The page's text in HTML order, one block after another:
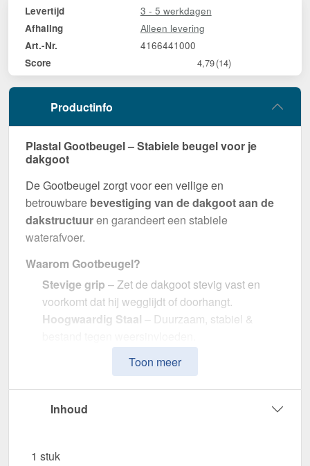
Levertijd 3 - 5 werkdagen
Afhaling Alleen levering
Art.-Nr. 4166441000
Score 4,79(14)
Productinfo
Plastal Gootbeugel – Stabiele beugel voor je
dakgoot
De Gootbeugel zorgt voor een veilige en
betrouwbare bevestiging van de dakgoot aan de
dakstructuuren garandeert een stabiele
waterafvoer.
Waarom Gootbeugel?
Stevige grip – Zet de dakgoot stevig vast en
voorkomt dat hij wegglijdt of doorhangt.
Hoogwaardig Staal – Duurzaam, stabiel &
Eenvoudige montage– Perfecte pasvorm voor
Plastal Staal dakgoten.
Garantie
Toon meer
Inhoud
1 stuk